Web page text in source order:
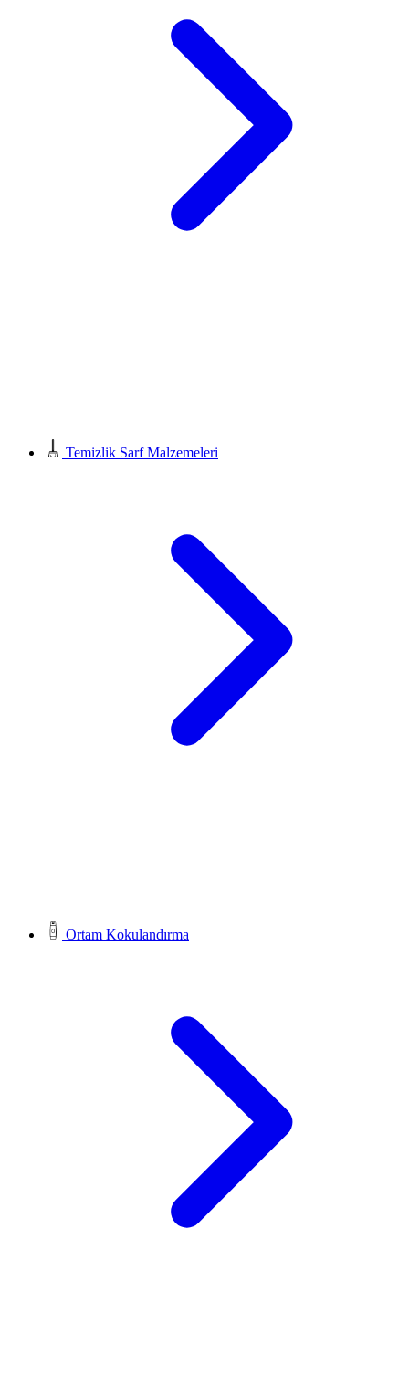
Temizlik Sarf Malzemeleri
Ortam Kokulandırma